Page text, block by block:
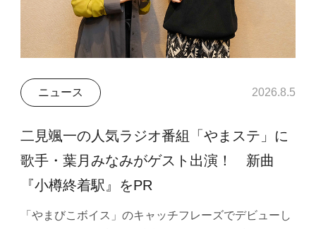
ニュース 2026.8.5
二見颯一の人気ラジオ番組「やまステ」に
歌手・葉月みなみがゲスト出演！ 新曲
『小樽終着駅』をPR
「やまびこボイス」のキャッチフレーズでデビューし